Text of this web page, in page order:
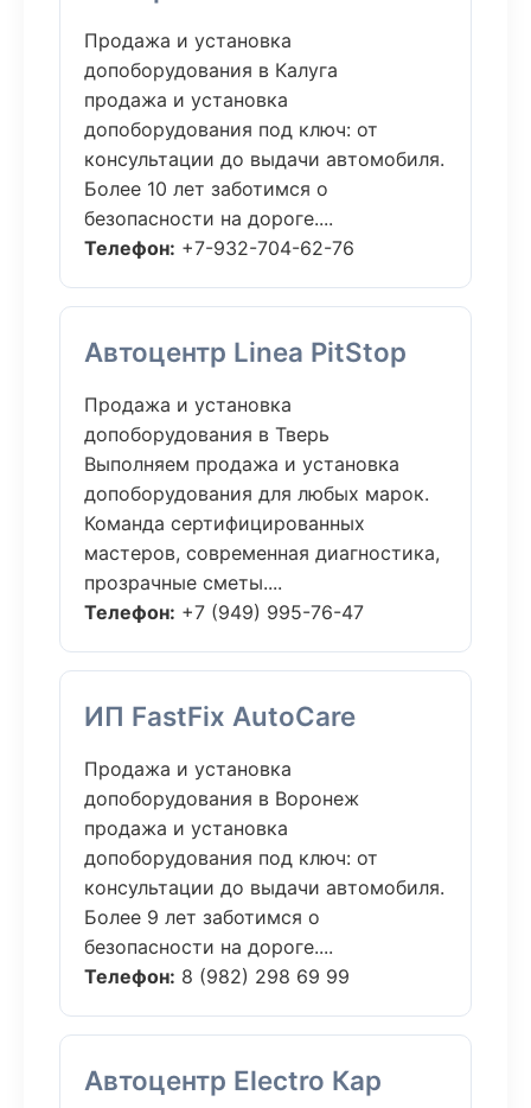
Продажа и установка
допоборудования в Калуга
продажа и установка
допоборудования под ключ: от
консультации до выдачи автомобиля.
Более 10 лет заботимся о
безопасности на дороге....
Телефон: +7-932-704-62-76
Автоцентр Linea PitStop
Продажа и установка
допоборудования в Тверь
Выполняем продажа и установка
допоборудования для любых марок.
Команда сертифицированных
мастеров, современная диагностика,
прозрачные сметы....
Телефон: +7 (949) 995-76-47
ИП FastFix AutoCare
Продажа и установка
допоборудования в Воронеж
продажа и установка
допоборудования под ключ: от
консультации до выдачи автомобиля.
Более 9 лет заботимся о
безопасности на дороге....
Телефон: 8 (982) 298 69 99
Автоцентр Electro Кар